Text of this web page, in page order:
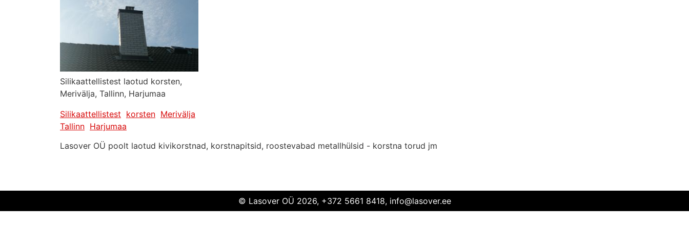
Silikaattellistest laotud korsten,
Merivälja, Tallinn, Harjumaa
Silikaattellistest korsten Merivälja
Tallinn Harjumaa
Lasover OÜ poolt laotud kivikorstnad, korstnapitsid, roostevabad metallhülsid - korstna torud jm
© Lasover OÜ 2026, +372 5661 8418, info@lasover.ee